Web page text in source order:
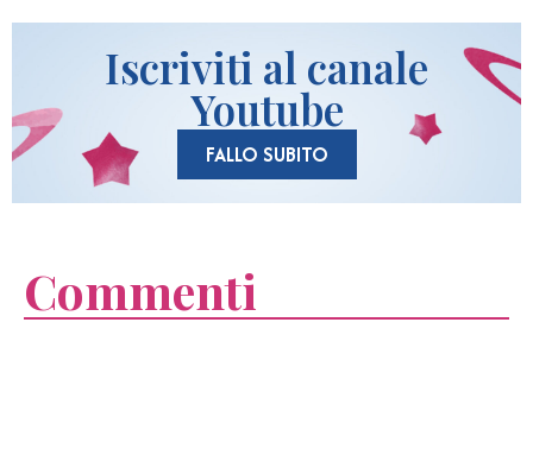
Iscriviti al canale
Youtube
FALLO SUBITO
Commenti